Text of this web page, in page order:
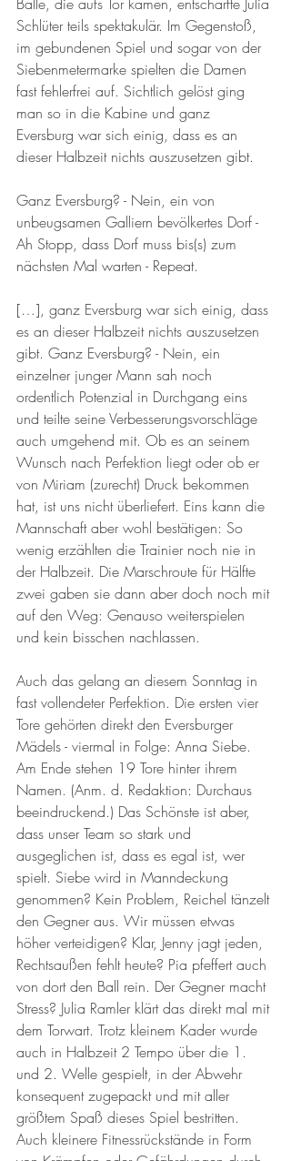
Schlüter teils spektakulär. Im Gegenstoß,
im gebundenen Spiel und sogar von der
Siebenmetermarke spielten die Damen
fast fehlerfrei auf. Sichtlich gelöst ging
man so in die Kabine und ganz
Eversburg war sich einig, dass es an
dieser Halbzeit nichts auszusetzen gibt.
Ganz Eversburg? - Nein, ein von
unbeugsamen Galliern bevölkertes Dorf -
Ah Stopp, dass Dorf muss bis(s) zum
nächsten Mal warten - Repeat.
[…], ganz Eversburg war sich einig, dass
es an dieser Halbzeit nichts auszusetzen
gibt. Ganz Eversburg? - Nein, ein
einzelner junger Mann sah noch
ordentlich Potenzial in Durchgang eins
und teilte seine Verbesserungsvorschläge
auch umgehend mit. Ob es an seinem
Wunsch nach Perfektion liegt oder ob er
von Miriam (zurecht) Druck bekommen
hat, ist uns nicht überliefert. Eins kann die
Mannschaft aber wohl bestätigen: So
wenig erzählten die Trainier noch nie in
der Halbzeit. Die Marschroute für Hälfte
zwei gaben sie dann aber doch noch mit
auf den Weg: Genauso weiterspielen
und kein bisschen nachlassen.
Auch das gelang an diesem Sonntag in
fast vollendeter Perfektion. Die ersten vier
Tore gehörten direkt den Eversburger
Mädels - viermal in Folge: Anna Siebe.
Am Ende stehen 19 Tore hinter ihrem
Namen. (Anm. d. Redaktion: Durchaus
beeindruckend.) Das Schönste ist aber,
dass unser Team so stark und
ausgeglichen ist, dass es egal ist, wer
spielt. Siebe wird in Manndeckung
genommen? Kein Problem, Reichel tänzelt
den Gegner aus. Wir müssen etwas
höher verteidigen? Klar, Jenny jagt jeden,
Rechtsaußen fehlt heute? Pia pfeffert auch
von dort den Ball rein. Der Gegner macht
Stress? Julia Ramler klärt das direkt mal mit
dem Torwart. Trotz kleinem Kader wurde
auch in Halbzeit 2 Tempo über die 1.
und 2. Welle gespielt, in der Abwehr
konsequent zugepackt und mit aller
größtem Spaß dieses Spiel bestritten.
Auch kleinere Fitnessrückstände in Form